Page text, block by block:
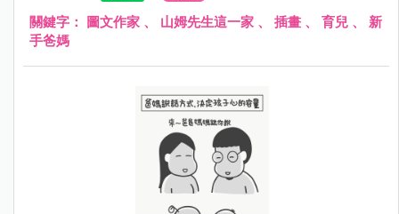
關鍵字： 圖文作家 、 山姆先生這一家 、 插畫 、 育兒 、 新
手爸媽